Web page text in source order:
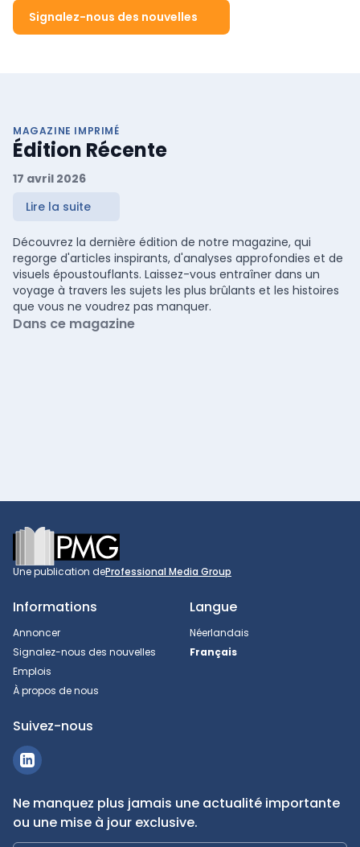
Signalez-nous des nouvelles
MAGAZINE IMPRIMÉ
Édition Récente
17 avril 2026
Lire la suite
Découvrez la dernière édition de notre magazine, qui
regorge d'articles inspirants, d'analyses approfondies et de
visuels époustouflants. Laissez-vous entraîner dans un
voyage à travers les sujets les plus brûlants et les histoires
que vous ne voudrez pas manquer.
Dans ce magazine
Footer
Une publication deProfessional Media Group
Informations
Annoncer
Signalez-nous des nouvelles
Emplois
À propos de nous
Langue
Néerlandais
Français
Suivez-nous
Ne manquez plus jamais une actualité importante
ou une mise à jour exclusive.